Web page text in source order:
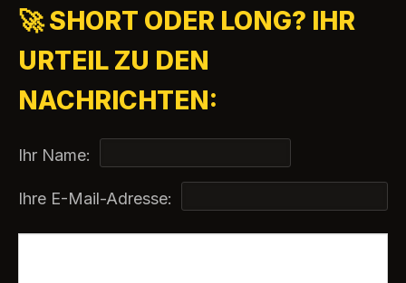
🚀 SHORT ODER LONG? IHR
URTEIL ZU DEN
NACHRICHTEN:
Ihr Name:
Ihre E-Mail-Adresse: